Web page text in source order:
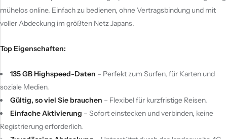
mühelos online. Einfach zu bedienen, ohne Vertragsbindung und mit
voller Abdeckung im größten Netz Japans.
Top Eigenschaften:
135 GB Highspeed-Daten – Perfekt zum Surfen, für Karten und
soziale Medien.
Gültig, so viel Sie brauchen – Flexibel für kurzfristige Reisen.
Einfache Aktivierung – Sofort einstecken und verbinden, keine
Registrierung erforderlich.